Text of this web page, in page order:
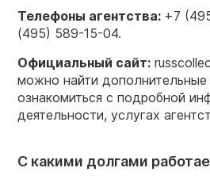
Телефоны агентства: +7
(495) 589-15-04.
Официальный сайт:
можно найти дополнительные
ознакомиться с подробной
деятельности, услугах
С какими долгами